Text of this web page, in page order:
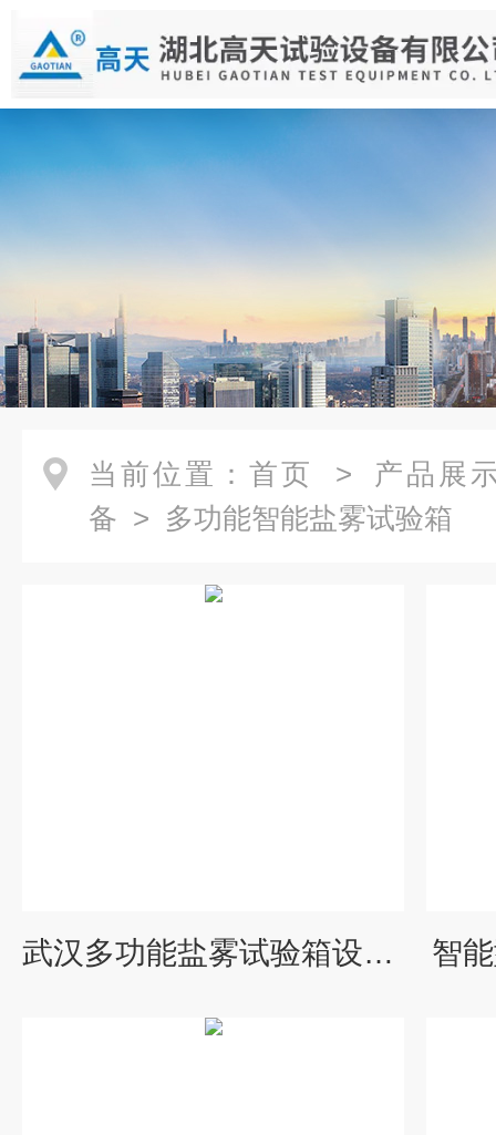
当前位置： 首页 > 产品展
备 > 多功能智能盐雾试验箱
武汉多功能盐雾试验箱设备介绍 智